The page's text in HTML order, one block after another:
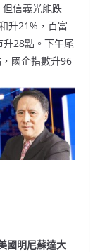
信義光能跌
升21%，百富
28點。下午尾
國企指數升96
國明尼蘇達大